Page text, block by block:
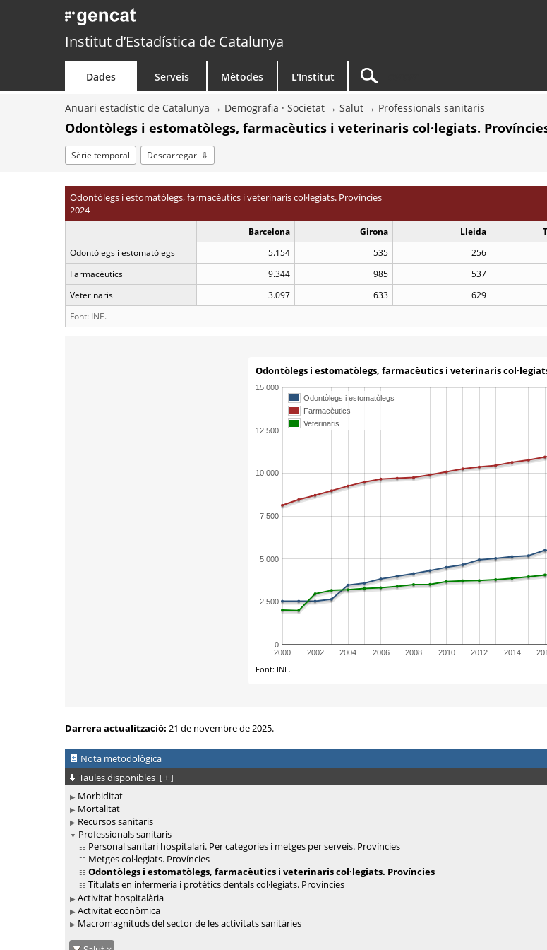
Institut d’Estadística de Catalunya
Dades Serveis Mètodes L'Institut
Anuari estadístic de Catalunya Demografia · Societat Salut Professionals sanitaris
Odontòlegs i estomatòlegs, farmacèutics i veterinaris col·legiats.
Sèrie temporal Descarregar
Odontòlegs i estomatòlegs, farmacèutics i veterinaris col·legiats. Províncies
2024
Barcelona Girona Lleida
Odontòlegs i estomatòlegs
5.154 535 256
Farmacèutics
9.344 985 537
Veterinaris
3.097 633 629
Font: INE.
Darrera actualització: 21 de novembre de 2025.
Nota metodològica
Taules disponibles [ + ]
Morbiditat
Mortalitat
Recursos sanitaris
Professionals sanitaris
Personal sanitari hospitalari. Per categories i metges per serveis. Províncies
Metges col·legiats. Províncies
Odontòlegs i estomatòlegs, farmacèutics i veterinaris col·legiats. Províncies
Titulats en infermeria i protètics dentals col·legiats. Províncies
Activitat hospitalària
Activitat econòmica
Macromagnituds del sector de les activitats sanitàries